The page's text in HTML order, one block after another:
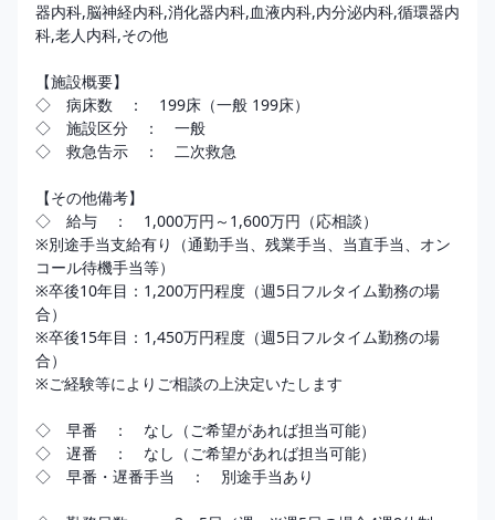
器内科,脳神経内科,消化器内科,血液内科,内分泌内科,循環器内
科,老人内科,その他
【施設概要】
◇　病床数　：　199床（一般 199床）
◇　施設区分　：　一般
◇　救急告示　：　二次救急
【その他備考】
◇　給与　：　1,000万円～1,600万円（応相談）
※別途手当支給有り（通勤手当、残業手当、当直手当、オン
コール待機手当等）
※卒後10年目：1,200万円程度（週5日フルタイム勤務の場
合）
※卒後15年目：1,450万円程度（週5日フルタイム勤務の場
合）
※ご経験等によりご相談の上決定いたします
◇　早番　：　なし（ご希望があれば担当可能）
◇　遅番　：　なし（ご希望があれば担当可能）
◇　早番・遅番手当　：　別途手当あり